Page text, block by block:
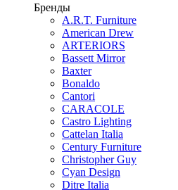
Бренды
A.R.T. Furniture
American Drew
ARTERIORS
Bassett Mirror
Baxter
Bonaldo
Cantori
CARACOLE
Castro Lighting
Cattelan Italia
Century Furniture
Christopher Guy
Cyan Design
Ditre Italia